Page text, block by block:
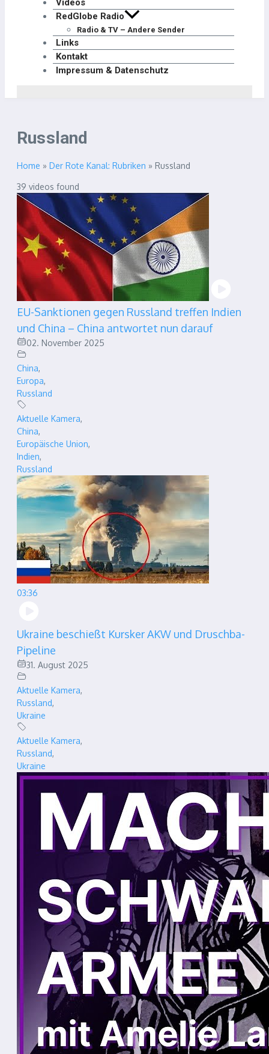
Videos
RedGlobe Radio
Radio & TV – Andere Sender
Links
Kontakt
Impressum & Datenschutz
Russland
Home » Der Rote Kanal: Rubriken » Russland
39 videos found
EU-Sanktionen gegen Russland treffen Indien
und China – China antwortet nun darauf
02. November 2025
China,
Europa,
Russland
Aktuelle Kamera,
China,
Europäische Union,
Indien,
Russland
03:36
Ukraine beschießt Kursker AKW und Druschba-
Pipeline
31. August 2025
Aktuelle Kamera,
Russland,
Ukraine
Aktuelle Kamera,
Russland,
Ukraine